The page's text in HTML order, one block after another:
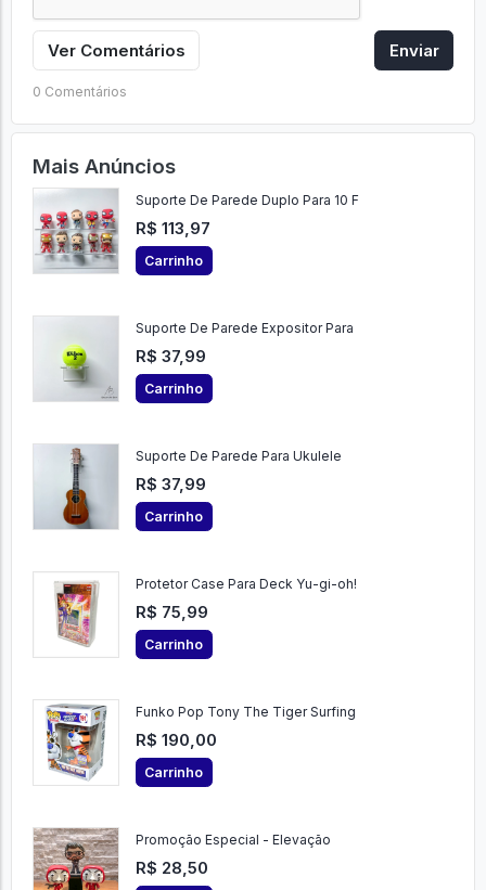
Ver Comentários Enviar
0 Comentários
Mais Anúncios
Suporte De Parede Duplo Para 10 F
R$ 113,97
Carrinho
Suporte De Parede Expositor Para
R$ 37,99
Carrinho
Suporte De Parede Para Ukulele
R$ 37,99
Carrinho
Protetor Case Para Deck Yu-gi-oh!
R$ 75,99
Carrinho
Funko Pop Tony The Tiger Surfing
R$ 190,00
Carrinho
Promoção Especial - Elevação
R$ 28,50